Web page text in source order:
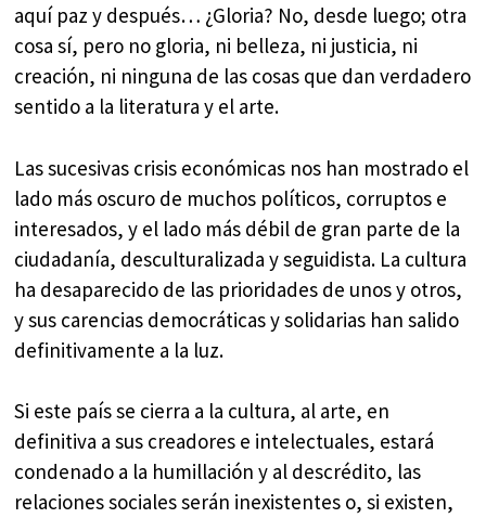
aquí paz y después… ¿Gloria? No, desde luego; otra
cosa sí, pero no gloria, ni belleza, ni justicia, ni
creación, ni ninguna de las cosas que dan verdadero
sentido a la literatura y el arte.
Las sucesivas crisis económicas nos han mostrado el
lado más oscuro de muchos políticos, corruptos e
interesados, y el lado más débil de gran parte de la
ciudadanía, desculturalizada y seguidista. La cultura
ha desaparecido de las prioridades de unos y otros,
y sus carencias democráticas y solidarias han salido
definitivamente a la luz.
Si este país se cierra a la cultura, al arte, en
definitiva a sus creadores e intelectuales, estará
condenado a la humillación y al descrédito, las
relaciones sociales serán inexistentes o, si existen,